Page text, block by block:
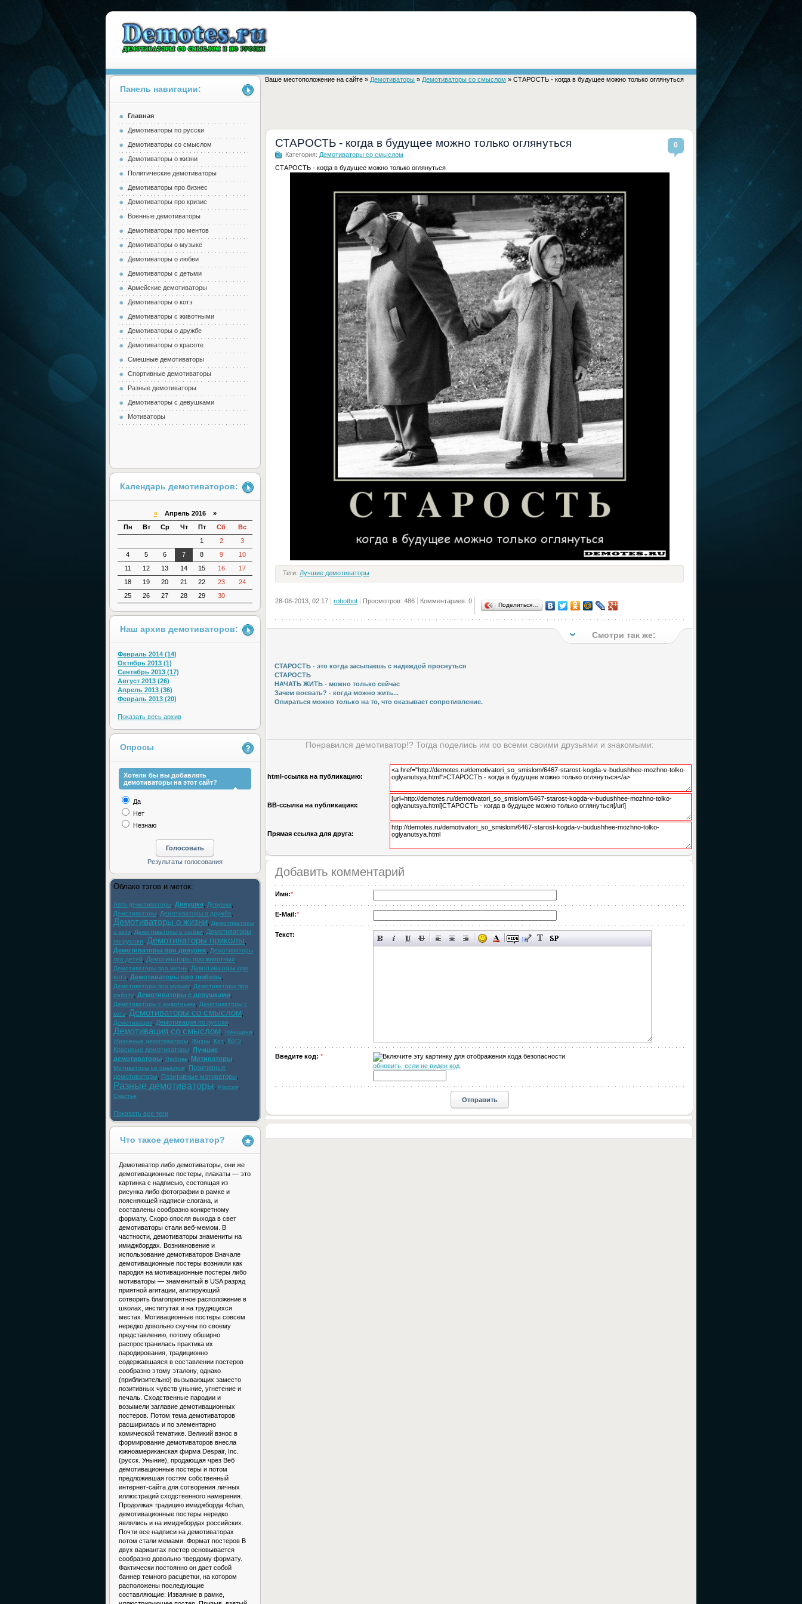
Demotes.ru
Ваше местоположение на сайте » Демотиваторы » Демотиваторы со смыслом » СТАРОСТЬ - когда в будущее можно только оглянуться
0
СТАРОСТЬ - когда в будущее можно только оглянуться
Категория: Демотиваторы со смыслом
СТАРОСТЬ - когда в будущее можно только оглянуться
Теги: Лучшие демотиваторы
28-08-2013, 02:17 robotbot Просмотров: 486 Комментариев: 0
Поделиться…
Смотри так же:
СТАРОСТЬ - это когда засыпаешь с надеждой проснуться
СТАРОСТЬ
НАЧАТЬ ЖИТЬ - можно только сейчас
Зачем воевать? - когда можно жить...
Опираться можно только на то, что оказывает сопротивление.
Понравился демотиватор!? Тогда поделись им со всеми своими друзьями и знакомыми:
html-cсылка на публикацию:
BB-cсылка на публикацию:
Прямая ссылка для друга:
Добавить комментарий
Имя:*
E-Mail:*
Текст:
Введите код: *
обновить, если не виден код
Панель навигации:
Главная
Демотиваторы по русски
Демотиваторы со смыслом
Демотиваторы о жизни
Политические демотиваторы
Демотиваторы про бизнес
Демотиваторы про кризис
Военные демотиваторы
Демотиваторы про ментов
Демотиваторы о музыке
Демотиваторы о любви
Демотиваторы с детьми
Армейские демотиваторы
Демотиваторы о котэ
Демотиваторы с животными
Демотиваторы о дружбе
Демотиваторы о красоте
Смешные демотиваторы
Спортивные демотиваторы
Разные демотиваторы
Демотиваторы с девушками
Мотиваторы
Календарь демотиваторов:
«Апрель 2016 »
Пн
Вт Ср Чт Пт Сб
Вс
1
2
3
4
5 6 7 8 9
10
11
12 13 14 15 16
17
18
19 20 21 22 23
24
25
26 27 28 29 30
Наш архив демотиваторов:
Февраль 2014 (14)
Октябрь 2013 (1)
Сентябрь 2013 (17)
Август 2013 (26)
Апрель 2013 (36)
Февраль 2013 (20)
Показать весь архив
Опросы
Хотели бы вы добавлять
демотиваторы на этот сайт?
Да
Нет
Незнаю
Облако тэгов и меток:
Авто демотиваторы Девушка Девушки
Демотиваторы Демотиваторы о дружбе
Демотиваторы о жизни
Демотиваторы
о котэ
Демотиваторы о любви
Демотиваторы
по русски Демотиваторы приколы
Демотиваторы про девушек
Демотиваторы
про детей
Демотиваторы про животных
Демотиваторы про жизнь
Демотиваторы про
котэ
Демотиваторы про любовь
Демотиваторы про музыку
Демотиваторы про
работу
Демотиваторы с девушками
Демотиваторы с животными
Демотиваторы с
котэ
Демотиваторы со смыслом
Демотивация Демотивация по русски
Демотивация со смыслом Женщина
Жизненые демотиваторы Жизнь Кот Котэ
Красивые демотиваторы Лучшие
демотиваторы
Любовь Мотиваторы
Мотиваторы со смыслом
Позитивные
демотиваторы
Позитивные мотиваторы
Разные демотиваторы Россия
Счастье
Показать все теги
Что такое демотиватор?
Демотиватор либо демотиваторы, они же
демотивационные постеры, плакаты — это
картинка с надписью, состоящая из
рисунка либо фотографии в рамке и
поясняющей надписи-слогана, и
составлены сообразно конкретному
формату. Скоро опосля выхода в свет
демотиваторы стали веб-мемом. В
частности, демотиваторы знамениты на
имиджбордах. Возникновение и
использование демотиваторов Вначале
демотивационные постеры возникли как
пародия на мотивационные постеры либо
мотиваторы — знаменитый в USA разряд
приятной агитации, агитирующий
сотворить благоприятное расположение в
школах, институтах и на трудящихся
местах. Мотивационные постеры совсем
нередко довольно скучны по своему
представлению, потому обширно
распространилась практика их
пародирования, традиционно
содержавшаяся в составлении постеров
сообразно этому эталону, однако
(приблизительно) вызывающих заместо
позитивных чувств уныние, угнетение и
печаль. Сходственные пародии и
возымели заглавие демотивационных
постеров. Потом тема демотиваторов
расширилась и по элементарно
комической тематике. Великий взнос в
формирование демотиваторов внесла
южноамериканская фирма Despair, Inc.
(русск. Уныние), продающая чрез Веб
демотивационные постеры и потом
предложившая гостям собственный
интернет-сайта для сотворения личных
иллюстраций сходственного намерения.
Продолжая традицию имиджборда 4chan,
демотивационные постеры нередко
являлись и на имиджбордах российских.
Почти все надписи на демотиваторах
потом стали мемами. Формат постеров В
двух вариантах постер основывается
сообразно довольно твердому формату.
Фактически постоянно он дает собой
баннер темного расцветки, на котором
расположены последующие
составляющие: Изваяние в рамке,